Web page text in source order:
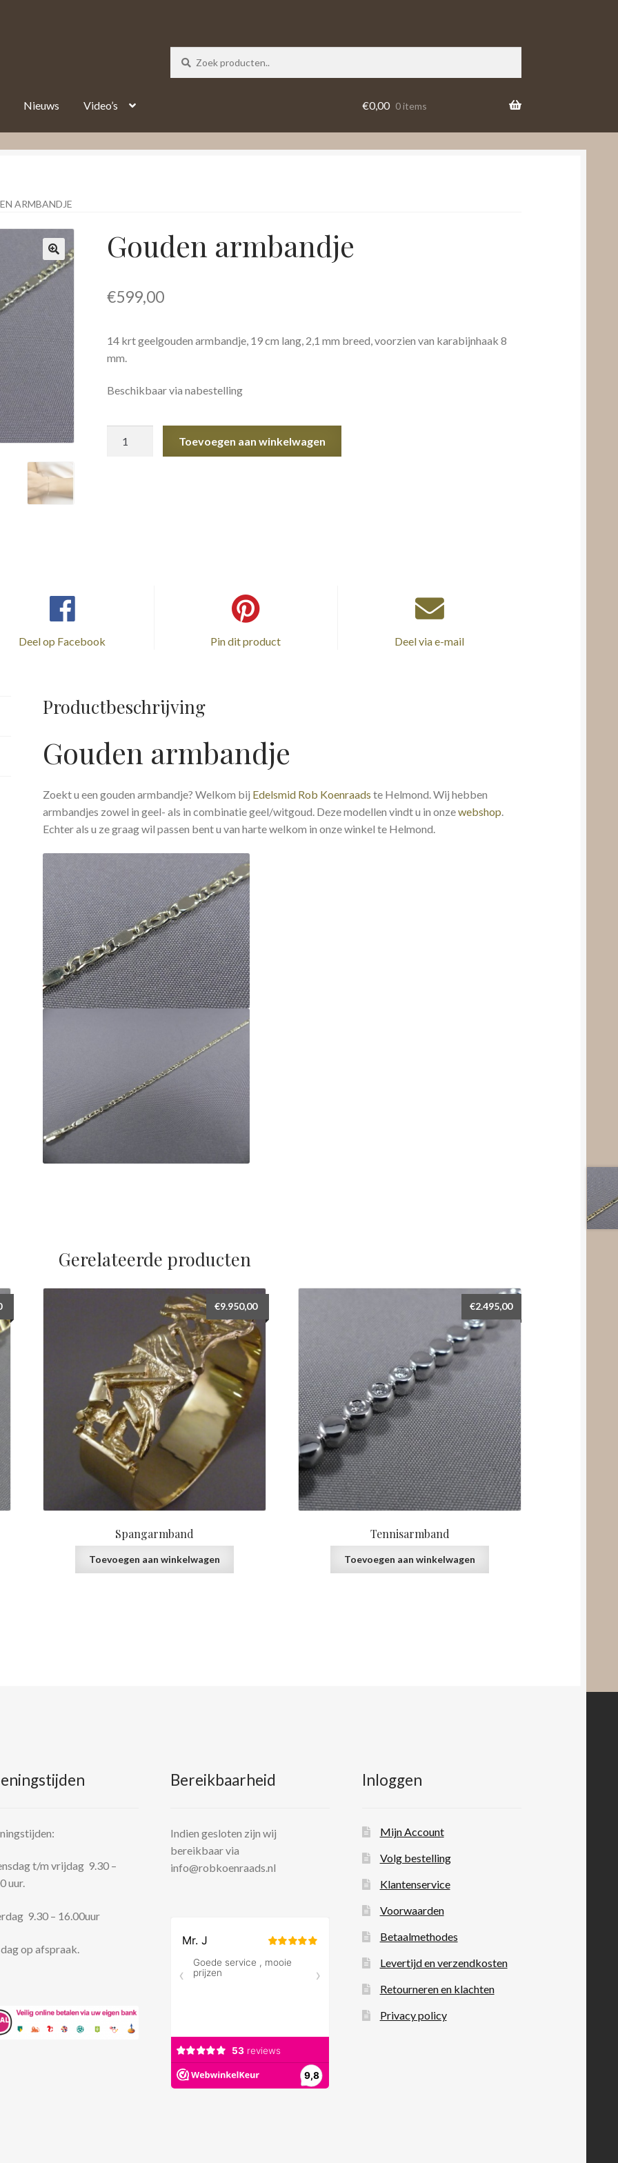
Nieuws Video’s €0,00 0 items
ARMBANDJE
Gouden armbandje
€599,00
14 krt geelgouden armbandje, 19 cm lang, 2,1 mm breed, voorzien van karabijnhaak 8
mm.
Beschikbaar via nabestelling
Toevoegen aan winkelwagen
Deel op Facebook Pin dit product Deel via e-mail
Productbeschrijving
Gouden armbandje
Zoekt u een gouden armbandje? Welkom bij Edelsmid Rob Koenraads te Helmond. Wij hebben
armbandjes zowel in geel- als in combinatie geel/witgoud. Deze modellen vindt u in onzewebshop.
Echter als u ze graag wil passen bent u van harte welkom in onze winkel te Helmond.
Gerelateerde producten
Spangarmband
€9.950,00
Toevoegen aan winkelwagen
Tennisarmband
€2.495,00
Toevoegen aan winkelwagen
t/m vrijdag 9.30 –
uur.
9.30 – 16.00uur
op afspraak.
Bereikbaarheid
Indien gesloten zijn wij
bereikbaar via
info@robkoenraads.nl
Inloggen
Mijn Account
Volg bestelling
Klantenservice
Voorwaarden
Betaalmethodes
Levertijd en verzendkosten
Retourneren en klachten
Privacy policy